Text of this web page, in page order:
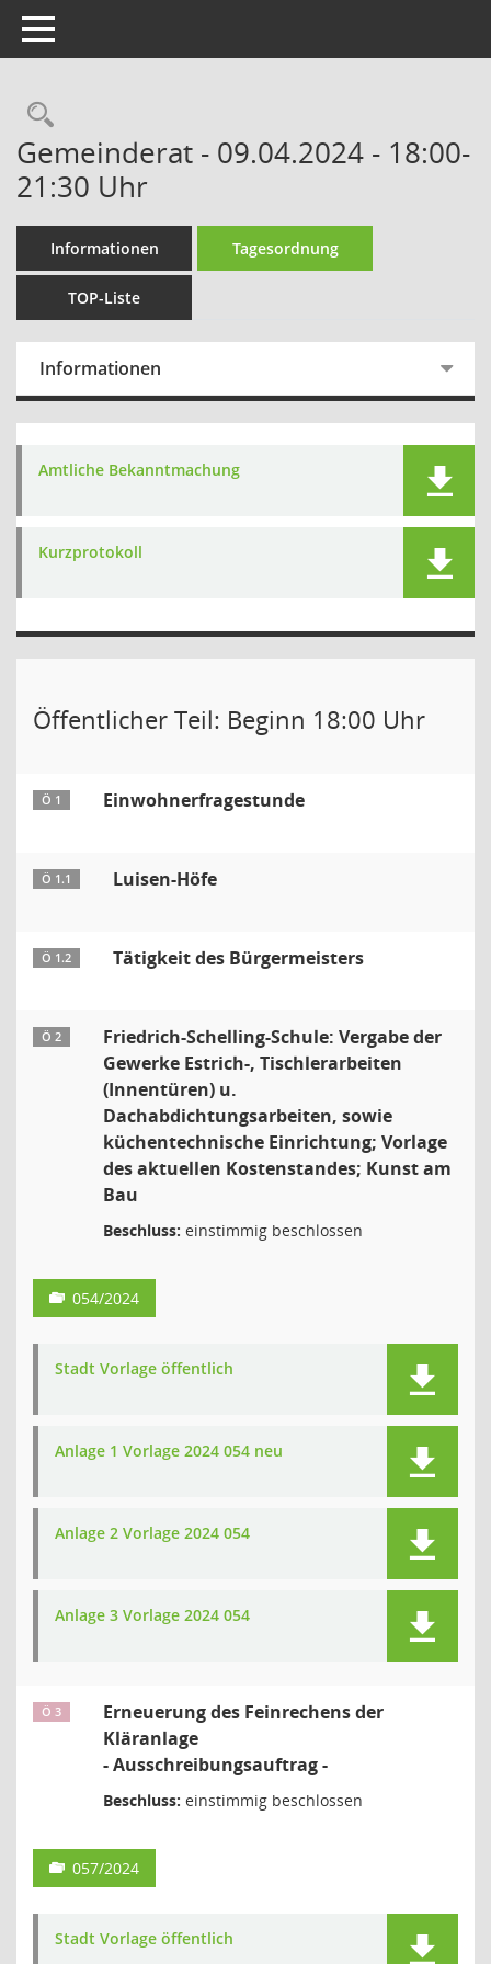
Toggle navigation
Rechercheauswahl
Gemeinderat - 09.04.2024 - 18:00-
21:30 Uhr
Informationen Tagesordnung
TOP-Liste
Informationen
Amtliche Bekanntmachung
Kurzprotokoll
Öffentlicher Teil: Beginn 18:00 Uhr
Ö 1 Einwohnerfragestunde
Ö 1.1 Luisen-Höfe
Ö 1.2 Tätigkeit des Bürgermeisters
Ö 2
Friedrich-Schelling-Schule: Vergabe der
Gewerke Estrich-, Tischlerarbeiten
(Innentüren) u.
Dachabdichtungsarbeiten, sowie
küchentechnische Einrichtung; Vorlage
des aktuellen Kostenstandes; Kunst am
Bau
Beschluss: einstimmig beschlossen
054/2024
Stadt Vorlage öffentlich
Anlage 1 Vorlage 2024 054 neu
Anlage 2 Vorlage 2024 054
Anlage 3 Vorlage 2024 054
Ö 3
Erneuerung des Feinrechens der
Kläranlage
- Ausschreibungsauftrag -
Beschluss: einstimmig beschlossen
057/2024
Stadt Vorlage öffentlich